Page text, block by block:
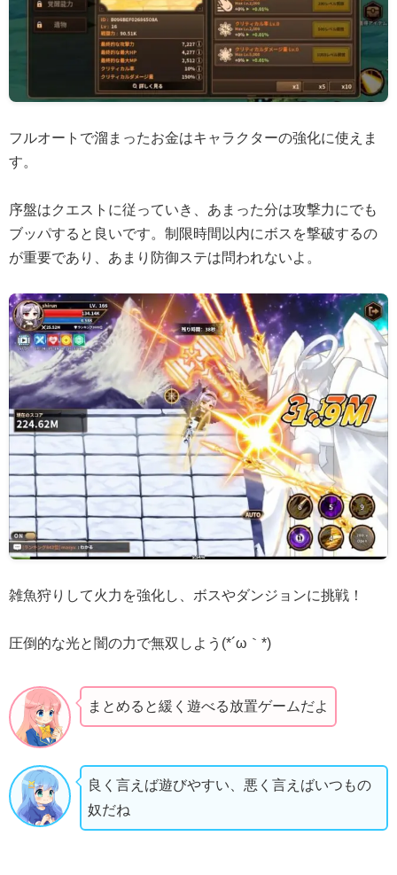
フルオートで溜まったお金はキャラクターの強化に使えま
す。
序盤はクエストに従っていき、あまった分は攻撃力にでも
ブッパすると良いです。制限時間以内にボスを撃破するの
が重要であり、あまり防御ステは問われないよ。
雑魚狩りして火力を強化し、ボスやダンジョンに挑戦！
圧倒的な光と闇の力で無双しよう(*´ω｀*)
まとめると緩く遊べる放置ゲームだよ
良く言えば遊びやすい、悪く言えばいつもの
奴だね